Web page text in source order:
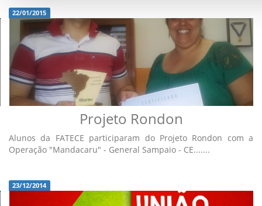
22/01/2015
Projeto Rondon
Alunos da FATECE participaram do Projeto Rondon com a
Operação "Mandacaru" - General Sampaio - CE.......
23/12/2014